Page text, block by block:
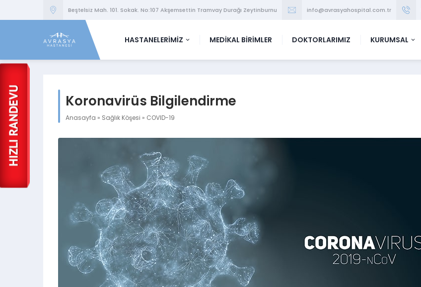
Beştelsiz Mah. 101. Sokak. No:107 Akşemsettin Tramvay Durağı Zeytinburnu info@avrasyahospital.com.tr
HASTANELERİMİZ MEDİKAL BİRİMLER DOKTORLARIMIZ KURUMSAL
Koronavirüs Bilgilendirme
Anasayfa » Sağlık Köşesi » COVID-19